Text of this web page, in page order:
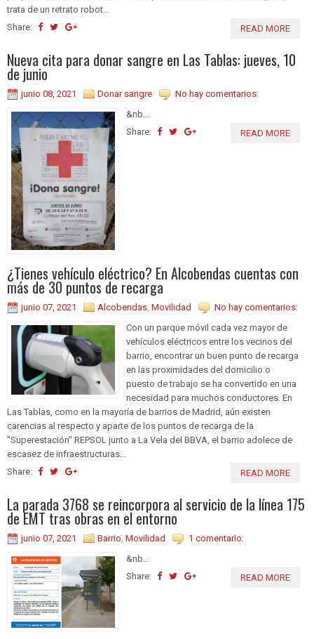
trata de un retrato robot...
Share:
READ MORE
Nueva cita para donar sangre en Las Tablas: jueves, 10
de junio
junio 08, 2021 Donar sangre
No hay comentarios:
&nb...
Share:
READ MORE
¿Tienes vehículo eléctrico? En Alcobendas cuentas con
más de 30 puntos de recarga
junio 07, 2021 Alcobendas, Movilidad
No hay comentarios:
Con un parque móvil cada vez mayor de
vehículos eléctricos entre los vecinos del
barrio, encontrar un buen punto de recarga
en las proximidades del domicilio o
puesto de trabajo se ha convertido en una
necesidad para muchos conductores. En
Las Tablas, como en la mayoría de barrios de Madrid, aún existen
carencias al respecto y aparte de los puntos de recarga de la
"Superestación" REPSOL junto a La Vela del BBVA, el barrio adolece de
escasez de infraestructuras...
Share:
READ MORE
La parada 3768 se reincorpora al servicio de la línea 175
de EMT tras obras en el entorno
junio 07, 2021 Barrio, Movilidad
1 comentario:
&nb...
Share:
READ MORE